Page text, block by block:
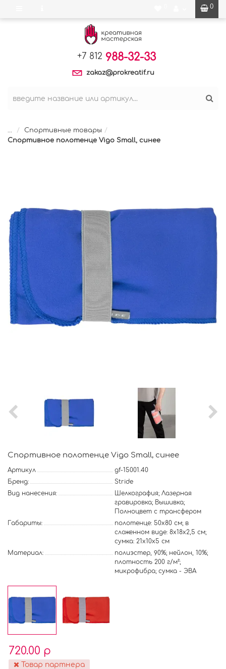
0
+7 812 988-32-33
zakaz@prokreatif.ru
...
Спортивные товары
Спортивное полотенце Vigo Small, синее
Спортивное полотенце Vigo Small, синее
Артикул
gf-15001.40
Бренд:
Stride
Вид нанесения:
Шелкография; Лазерная
гравировка; Вышивка;
Полноцвет с трансфером
Габариты:
полотенце: 50x80 см; в
сложенном виде: 8х18х2,5 см;
сумка: 21х10х5 см
Материал:
полиэстер, 90%; нейлон, 10%;
плотность 200 г/м²;
микрофибра; сумка - ЭВА
720.00 р
Товар партнера